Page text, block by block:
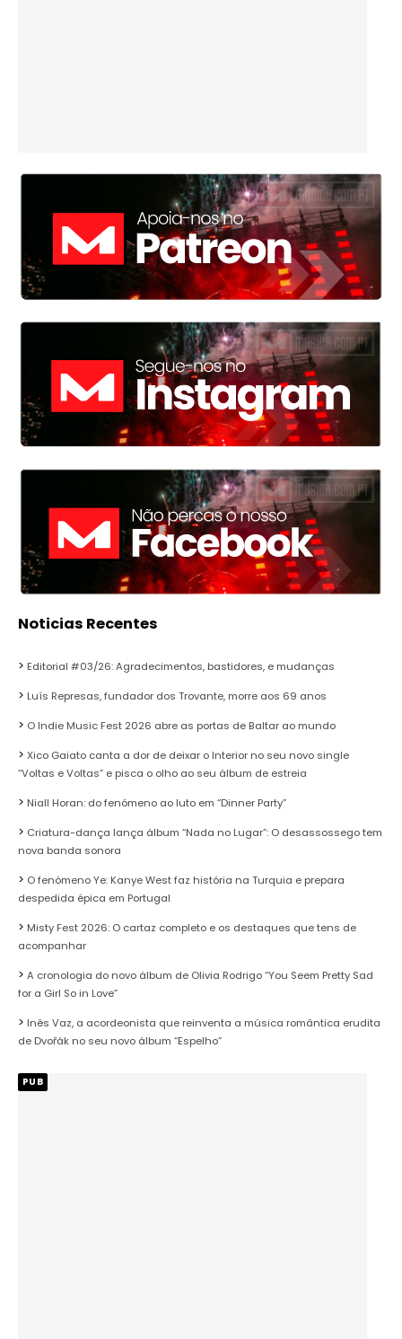
Noticias Recentes
Editorial #03/26: Agradecimentos, bastidores, e mudanças
Luís Represas, fundador dos Trovante, morre aos 69 anos
O Indie Music Fest 2026 abre as portas de Baltar ao mundo
Xico Gaiato canta a dor de deixar o Interior no seu novo single
“Voltas e Voltas” e pisca o olho ao seu álbum de estreia
Niall Horan: do fenómeno ao luto em “Dinner Party”
Criatura-dança lança álbum “Nada no Lugar”: O desassossego tem
nova banda sonora
O fenómeno Ye: Kanye West faz história na Turquia e prepara
despedida épica em Portugal
Misty Fest 2026: O cartaz completo e os destaques que tens de
acompanhar
A cronologia do novo álbum de Olivia Rodrigo “You Seem Pretty Sad
for a Girl So in Love”
Inês Vaz, a acordeonista que reinventa a música romântica erudita
de Dvořák no seu novo álbum “Espelho”
PUB